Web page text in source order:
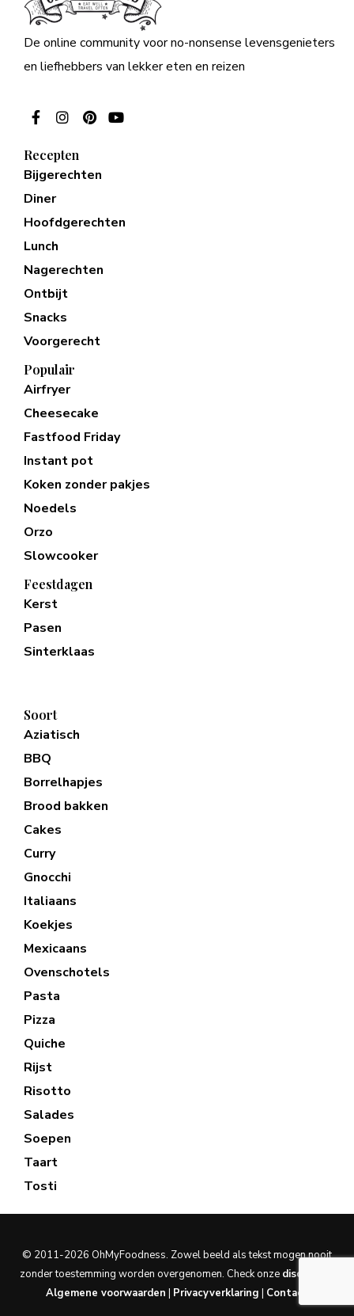
De online community voor no-nonsense levensgenieters
en liefhebbers van lekker eten en reizen
Recepten
Bijgerechten
Diner
Hoofdgerechten
Lunch
Nagerechten
Ontbijt
Snacks
Voorgerecht
Populair
Airfryer
Cheesecake
Fastfood Friday
Instant pot
Koken zonder pakjes
Noedels
Orzo
Slowcooker
Feestdagen
Kerst
Pasen
Sinterklaas
Soort
Aziatisch
BBQ
Borrelhapjes
Brood bakken
Cakes
Curry
Gnocchi
Italiaans
Koekjes
Mexicaans
Ovenschotels
Pasta
Pizza
Quiche
Rijst
Risotto
Salades
Soepen
Taart
Tosti
© 2011-2026 OhMyFoodness. Zowel beeld als tekst mogen nooit
zonder toestemming worden overgenomen. Check onze disclaimer
Algemene voorwaarden | Privacyverklaring | Contact